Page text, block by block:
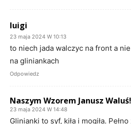
luigi
23 maja 2024 W 10:13
to niech jada walczyc na front a
na gliniankach
Odpowiedz
Naszym Wzorem Janusz Waluś!
23 maja 2024 W 14:48
Glinianki to syf, kiła i mogiła.